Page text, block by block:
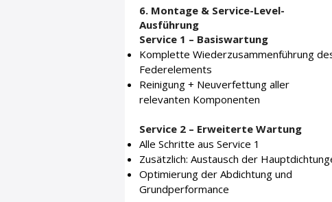
6. Montage & Service-Level-
Ausführung
Service 1 – Basiswartung
Komplette Wiederzusammenführung
Federelements
Reinigung + Neuverfettung aller
relevanten Komponenten
Service 2 – Erweiterte Wartung
Alle Schritte aus Service 1
Zusätzlich: Austausch der
Optimierung der Abdichtung und
Grundperformance